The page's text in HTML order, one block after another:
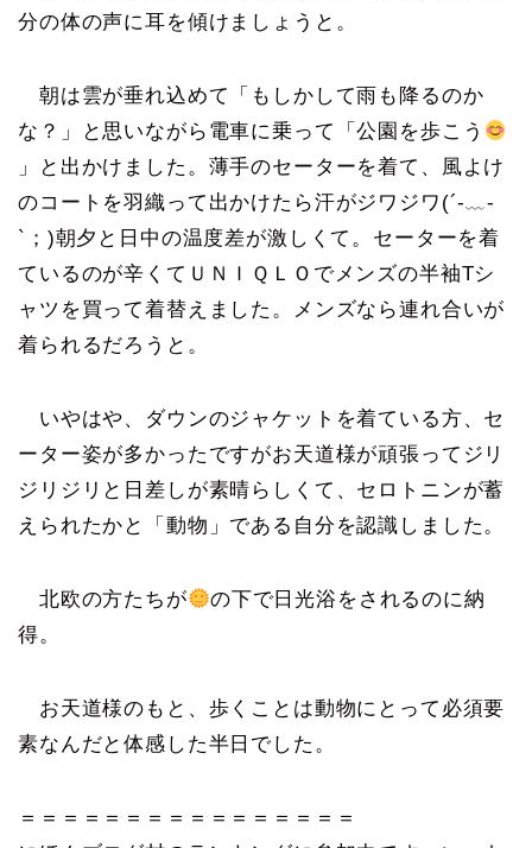
分の体の声に耳を傾けましょうと。
朝は雲が垂れ込めて「もしかして雨も降るのか
な？」と思いながら電車に乗って「公園を歩こう
」と出かけました。薄手のセーターを着て、風よけ
のコートを羽織って出かけたら汗がジワジワ(´-﹏-
`；)朝夕と日中の温度差が激しくて。セーターを着
ているのが辛くてＵＮＩＱＬＯでメンズの半袖Tシ
ャツを買って着替えました。メンズなら連れ合いが
着られるだろうと。
いやはや、ダウンのジャケットを着ている方、セ
ーター姿が多かったですがお天道様が頑張ってジリ
ジリジリと日差しが素晴らしくて、セロトニンが蓄
えられたかと「動物」である自分を認識しました。
北欧の方たちが
の下で日光浴をされるのに納
得。
お天道様のもと、歩くことは動物にとって必須要
素なんだと体感した半日でした。
＝＝＝＝＝＝＝＝＝＝＝＝＝＝＝＝